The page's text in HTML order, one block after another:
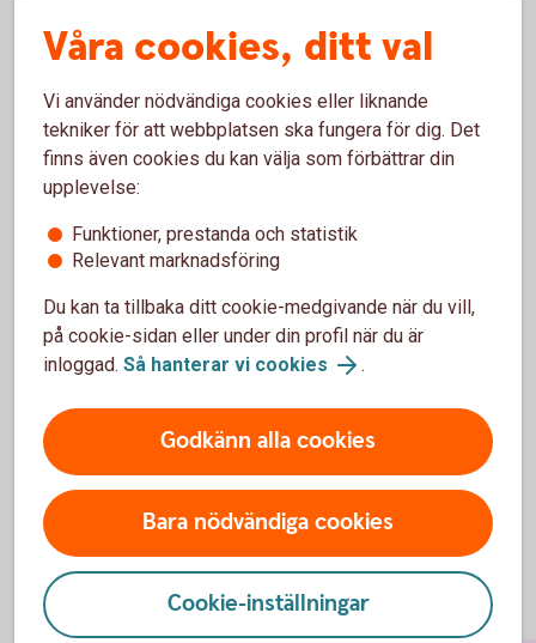
Internetbanken
För överblick och affärer, dygnet runt, världen
över
För att se detta innehåll behöver du först
godkänna cookies för Funktioner, prestanda
och statistik.
Inställningar för cookies
Våra cookies, ditt val
Vi använder nödvändiga cookies eller liknande
tekniker för att webbplatsen ska fungera för dig. Det
finns även cookies du kan välja som förbättrar din
upplevelse:
Funktioner, prestanda och statistik
Relevant marknadsföring
Du kan ta tillbaka ditt cookie-medgivande när du vill,
på cookie-sidan eller under din profil när du är
inloggad. Så hanterar vi cookies .
Godkänn alla cookies
Bara nödvändiga cookies
Cookie-inställningar